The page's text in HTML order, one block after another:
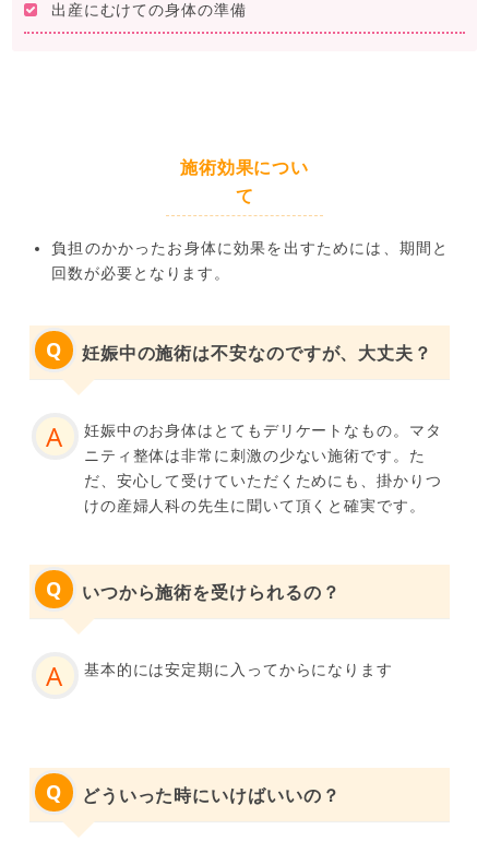
出産にむけての身体の準備
施術効果につい
て
負担のかかったお身体に効果を出すためには、期間と
回数が必要となります。
妊娠中の施術は不安なのですが、大丈夫？
妊娠中のお身体はとてもデリケートなもの。マタ
ニティ整体は非常に刺激の少ない施術です。た
だ、安心して受けていただくためにも、掛かりつ
けの産婦人科の先生に聞いて頂くと確実です。
いつから施術を受けられるの？
基本的には安定期に入ってからになります
どういった時にいけばいいの？